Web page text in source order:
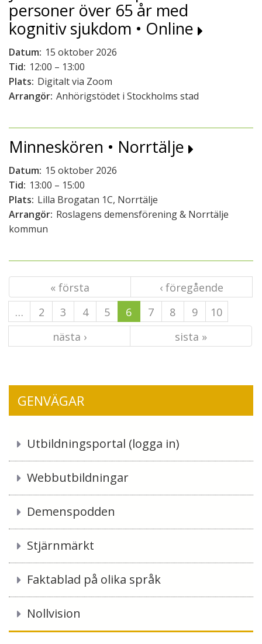
personer över 65 år med
kognitiv sjukdom • Online
Datum: 15 oktober 2026
Tid: 12:00 – 13:00
Plats: Digitalt via Zoom
Arrangör: Anhörigstödet i Stockholms stad
Minneskören • Norrtälje
Datum: 15 oktober 2026
Tid: 13:00 – 15:00
Plats: Lilla Brogatan 1C, Norrtälje
Arrangör: Roslagens demensförening & Norrtälje
kommun
« första
‹ föregående
…
2 3 4 5 6 7 8 9
10
nästa ›
sista »
GENVÄGAR
Utbildningsportal (logga in)
Webbutbildningar
Demenspodden
Stjärnmärkt
Faktablad på olika språk
Nollvision